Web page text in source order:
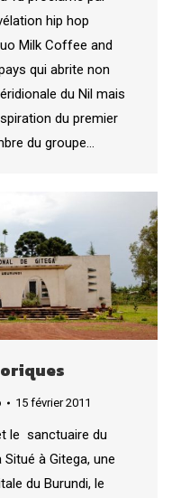
hip hop
Milk Coffee and
qui abrite non
du Nil mais
du premier
du groupe…
15 février 2011
le sanctuaire du
à Gitega, une
du Burundi, le